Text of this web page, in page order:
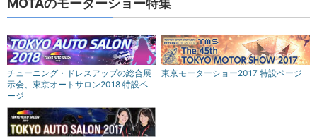
MOTAのモーターショー特集
チューニング・ドレスアップの総合展
示会、東京オートサロン2018 特設ペ
ージ
東京モーターショー2017 特設ページ